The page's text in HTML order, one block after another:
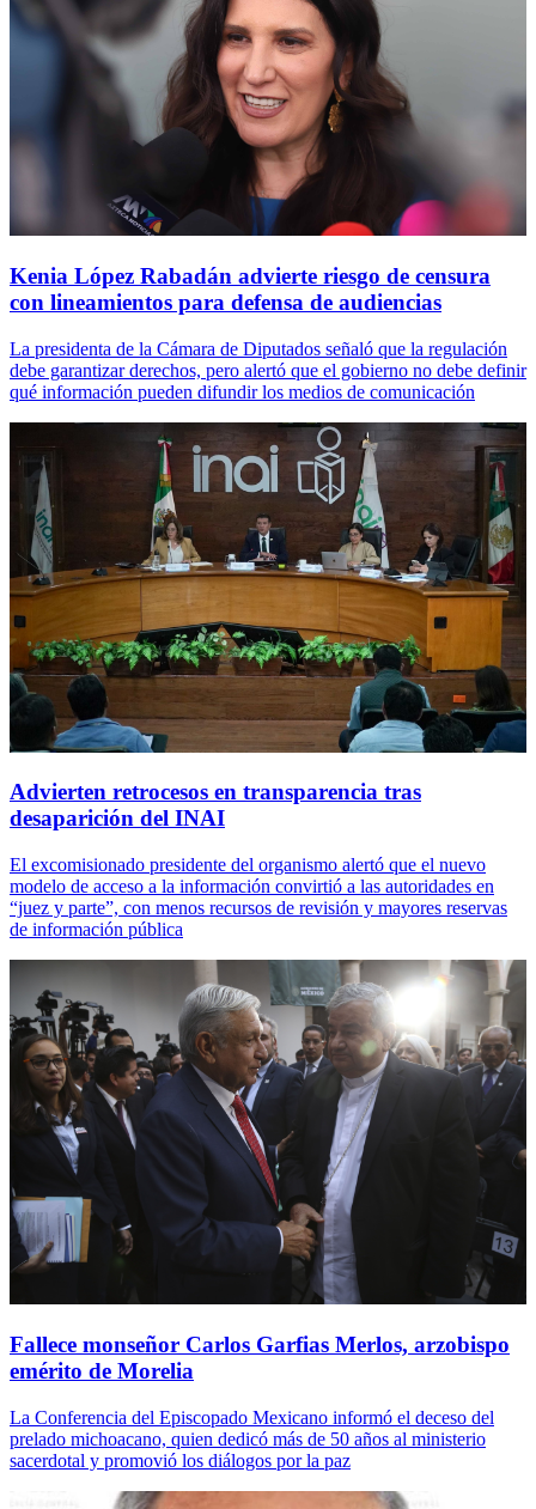
Kenia López Rabadán advierte riesgo de censura
con lineamientos para defensa de audiencias
La presidenta de la Cámara de Diputados señaló que la regulación
debe garantizar derechos, pero alertó que el gobierno no debe definir
qué información pueden difundir los medios de comunicación
Advierten retrocesos en transparencia tras
desaparición del INAI
El excomisionado presidente del organismo alertó que el nuevo
modelo de acceso a la información convirtió a las autoridades en
“juez y parte”, con menos recursos de revisión y mayores reservas
de información pública
Fallece monseñor Carlos Garfias Merlos, arzobispo
emérito de Morelia
La Conferencia del Episcopado Mexicano informó el deceso del
prelado michoacano, quien dedicó más de 50 años al ministerio
sacerdotal y promovió los diálogos por la paz